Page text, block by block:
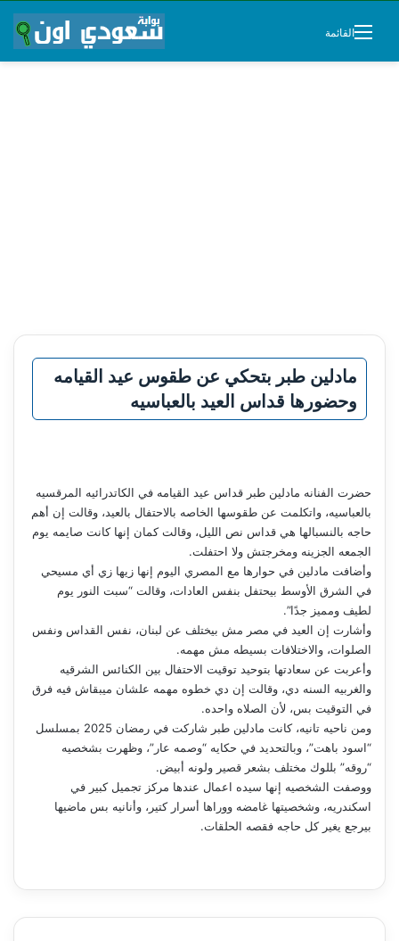
القائمة
مادلين طبر بتحكي عن طقوس عيد القيامه
وحضورها قداس العيد بالعباسيه
حضرت الفنانه مادلين طبر قداس عيد القيامه في الكاتدرائيه المرقسيه
بالعباسيه، واتكلمت عن طقوسها الخاصه بالاحتفال بالعيد، وقالت إن أهم
حاجه بالنسبالها هي قداس نص الليل، وقالت كمان إنها كانت صايمه يوم
الجمعه الجزينه ومخرجتش ولا احتفلت.
وأضافت مادلين في حوارها مع المصري اليوم إنها زيها زي أي مسيحي
في الشرق الأوسط بيحتفل بنفس العادات، وقالت “سبت النور يوم
لطيف ومميز جدًا”.
وأشارت إن العيد في مصر مش بيختلف عن لبنان، نفس القداس ونفس
الصلوات، والاختلافات بسيطه مش مهمه.
وأعربت عن سعادتها بتوحيد توقيت الاحتفال بين الكنائس الشرقيه
والغربيه السنه دي، وقالت إن دي خطوه مهمه علشان ميبقاش فيه فرق
في التوقيت بس، لأن الصلاه واحده.
ومن ناحيه تانيه، كانت مادلين طبر شاركت في رمضان 2025 بمسلسل
“اسود باهت”، وبالتحديد في حكايه “وصمه عار”، وظهرت بشخصيه
“روقه” بللوك مختلف بشعر قصير ولونه أبيض.
ووصفت الشخصيه إنها سيده اعمال عندها مركز تجميل كبير في
اسكندريه، وشخصيتها غامضه ووراها أسرار كتير، وأنانيه بس ماضيها
بيرجع يغير كل حاجه فقصه الحلقات.